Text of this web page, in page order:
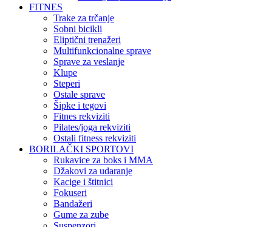
FITNES
Trake za trčanje
Sobni bicikli
Eliptični trenažeri
Multifunkcionalne sprave
Sprave za veslanje
Klupe
Steperi
Ostale sprave
Šipke i tegovi
Fitnes rekviziti
Pilates/joga rekviziti
Ostali fitness rekviziti
BORILAČKI SPORTOVI
Rukavice za boks i MMA
Džakovi za udaranje
Kacige i štitnici
Fokuseri
Bandažeri
Gume za zube